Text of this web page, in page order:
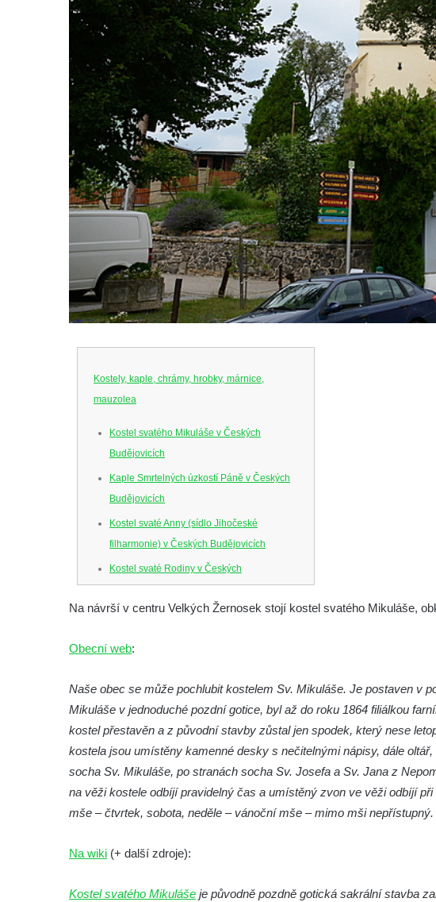
Kostely, kaple, chrámy, hrobky, márnice,
mauzolea
Kostel svatého Mikuláše v Českých
Budějovicích
Kaple Smrtelných úzkostí Páně v Českých
Budějovicích
Kostel svaté Anny (sídlo Jihočeské
filharmonie) v Českých Budějovicích
Kostel svaté Rodiny v Českých
Kostel Obětování Panny Marie u kláštera
Kaple na křižovatce ulic Budějovická a
Dělnická v Kamenném Újezdě
Bývalý kostel svatých Filipa a Jakuba na
náměstí J. V. Kamarýta ve Velešíně
Kaple na hřbitově ve Velešíně
Márnice na hřbitově ve Velešíně
Poutní areál Římov
Římov
Na návrší v centru Velkých Žernosek stojí kostel svatého Mikuláše,
Obecní web:
Naše obec se může pochlubit kostelem Sv. Mikuláše. Je postaven v
Mikuláše v jednoduché pozdní gotice, byl až do roku 1864 filiálkou
kostel přestavěn a z původní stavby zůstal jen spodek, který nese
kostela jsou umístěny kamenné desky s nečitelnými nápisy, dále
socha Sv. Mikuláše, po stranách socha Sv. Josefa a Sv. Jana z
na věži kostele odbíjí pravidelný čas a umístěný zvon ve věži odbíjí
mše – čtvrtek, sobota, neděle – vánoční mše – mimo mši nepřístupný.
Na wiki (+ další zdroje):
Kostel svatého Mikuláše je původně pozdně gotická sakrální stavba